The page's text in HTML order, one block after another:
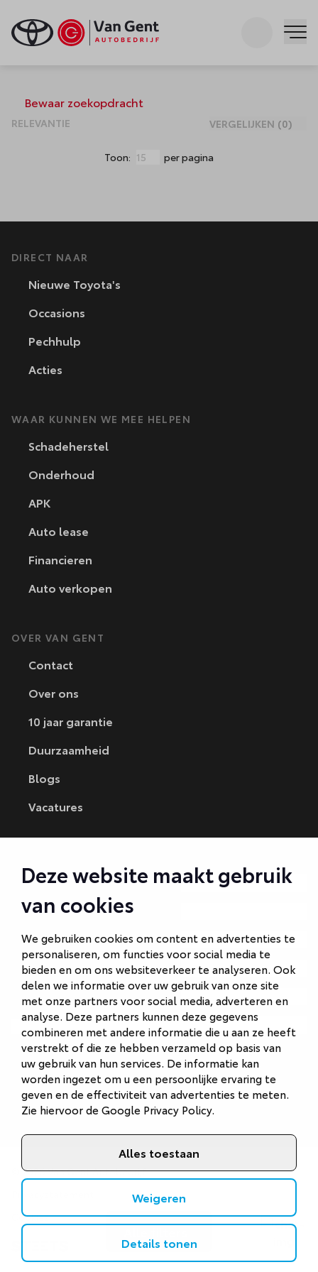
Deze website maakt gebruik
van cookies
We gebruiken cookies om content en advertenties te
personaliseren, om functies voor social media te
bieden en om ons websiteverkeer te analyseren. Ook
delen we informatie over uw gebruik van onze site
met onze partners voor social media, adverteren en
analyse. Deze partners kunnen deze gegevens
combineren met andere informatie die u aan ze heeft
verstrekt of die ze hebben verzameld op basis van
uw gebruik van hun services. De informatie kan
worden ingezet om u een persoonlijke ervaring te
geven en de effectiviteit van advertenties te meten.
Zie hiervoor deGoogle Privacy Policy.
Alles toestaan
Weigeren
Details tonen
Zoeken
Occasions
Bewaar zoekopdracht
VERGELIJKEN (0)
Toon: per pagina
Alle filters
DIRECT NAAR
Nieuwe Toyota's
Occasions
Pechhulp
Acties
WAAR KUNNEN WE MEE HELPEN
Schadeherstel
Onderhoud
APK
Auto lease
Financieren
Auto verkopen
OVER VAN GENT
Contact
Over ons
10 jaar garantie
Duurzaamheid
Blogs
Vacatures
Autobedrijf Amersfoort
Autobedrijf Ede
Autobedrijf Hilversum
Autobedrijf Naarden
Autobedrijf Veenendaal
Van Gent Schadeherstel
©2026Van Gent Autobedrijf
Cookies